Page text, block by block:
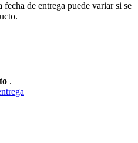
de entrega puede variar si se
.